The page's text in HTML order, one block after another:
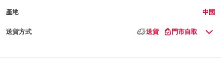
產地 中國
送貨方式 送貨 門市自取